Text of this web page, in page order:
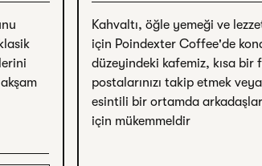
Kahvaltı, öğle yemeği ve
için Poindexter Coffee'de
düzeyindeki kafemiz, kısa bir
postalarınızı takip etmek
esintili bir ortamda
için mükemmeldir